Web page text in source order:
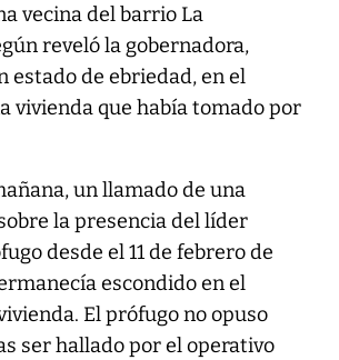
vecina del barrio La
reveló la gobernadora,
estado de ebriedad, en el
vivienda que había tomado por
un llamado de una
la presencia del líder
desde el 11 de febrero de
escondido en el
El prófugo no opuso
ser hallado por el operativo